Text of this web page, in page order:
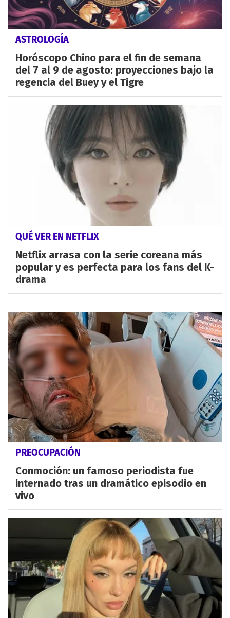
ASTROLOGÍA
Horóscopo Chino para el fin de semana
del 7 al 9 de agosto: proyecciones bajo la
regencia del Buey y el Tigre
QUÉ VER EN NETFLIX
Netflix arrasa con la serie coreana más
popular y es perfecta para los fans del K-
drama
PREOCUPACIÓN
Conmoción: un famoso periodista fue
internado tras un dramático episodio en
vivo